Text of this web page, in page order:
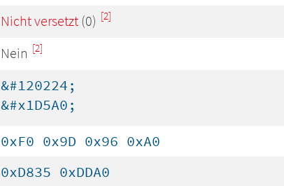
Nicht versetzt (0) [2]
Nein [2]
&#120224;
&#x1D5A0;
0xF0 0x9D 0x96 0xA0
0xD835 0xDDA0